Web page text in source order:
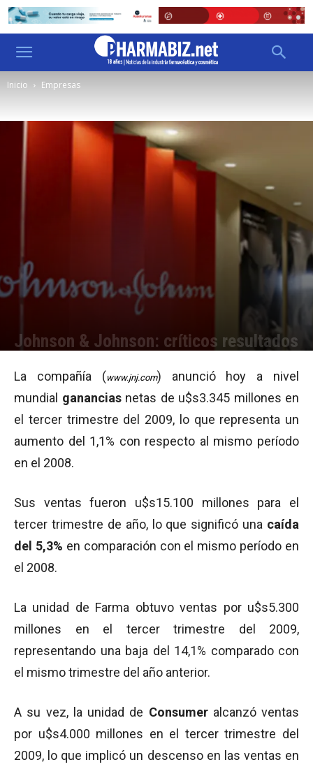
Inicio Empresas
Johnson & Johnson: críticos resultados
La compañía (www.jnj.com) anunció hoy a nivel
mundial ganancias netas de u$s3.345 millones en
el tercer trimestre del 2009, lo que representa un
aumento del 1,1% con respecto al mismo período
en el 2008.
Sus ventas fueron u$s15.100 millones para el
tercer trimestre de año, lo que significó una caída
del 5,3% en comparación con el mismo período en
el 2008.
La unidad de Farma obtuvo ventas por u$s5.300
millones en el tercer trimestre del 2009,
representando una baja del 14,1% comparado con
el mismo trimestre del año anterior.
A su vez, la unidad de Consumeralcanzó ventas
por u$s4.000 millones en el tercer trimestre del
2009, lo que implicó un descenso en las ventas en